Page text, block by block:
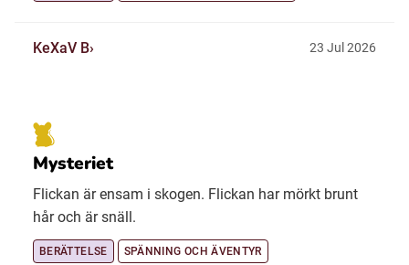
KeXaV B 23 Jul 2026
Mysteriet
Flickan är ensam i skogen. Flickan har mörkt brunt
hår och är snäll.
BERÄTTELSE SPÄNNING OCH ÄVENTYR